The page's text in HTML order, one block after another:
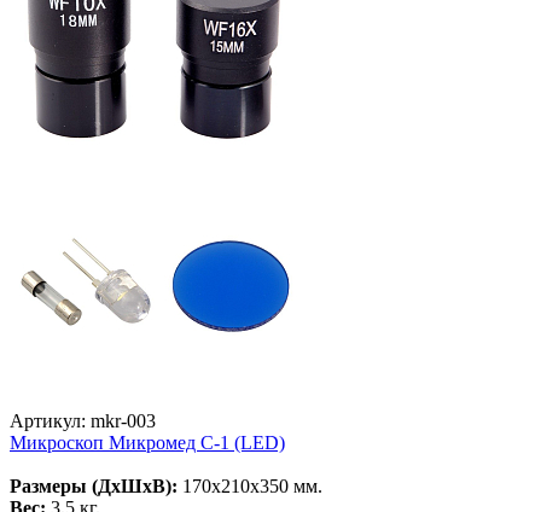
Артикул: mkr-003
Микроскоп Микромед С-1 (LED)
Размеры (ДхШхВ): 170х210х350 мм.
Вес: 3,5 кг.